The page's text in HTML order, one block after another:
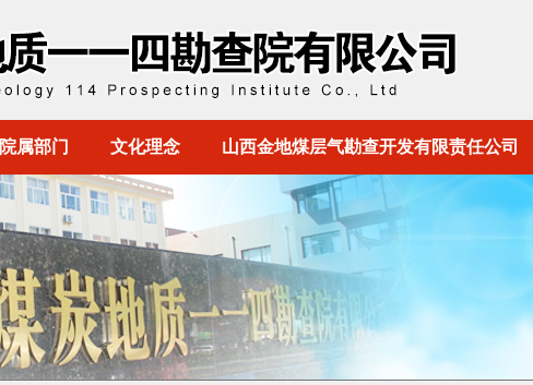
院属部门 文化理念 山西金地煤层气勘查开发有限责任公司